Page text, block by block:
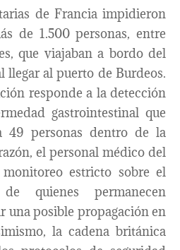
de Francia impidieron
de 1.500 personas, entre
que viajaban a bordo del
llegar al puerto de Burdeos.
responde a la detección
gastrointestinal que
49 personas dentro de la
el personal médico del
estricto sobre el
quienes permanecen
una posible propagación en
la cadena británica